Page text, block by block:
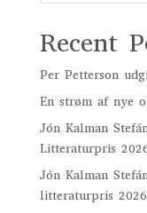
Recent
Per Petterson
En strøm af nye
Jón Kalman
Litteraturpris
Jón Kalman
litteraturpris 2026